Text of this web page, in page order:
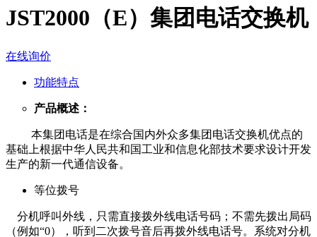
JST2000（E）集团电话交换机
在线询价
功能特点
产品概述：
本集团电话是在综合国内外众多集团电话交换机优点的
基础上根据中华人民共和国工业和信息化部技术要求设计开发
生产的新一代通信设备。
等位拨号
分机呼叫外线，只需直接拨外线电话号码；不需先拨出局码
（例如“0），听到二次拨号音后再拨外线电话号。系统对分机